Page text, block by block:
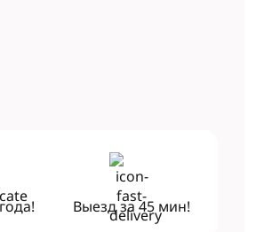
Выезд за45 мин!